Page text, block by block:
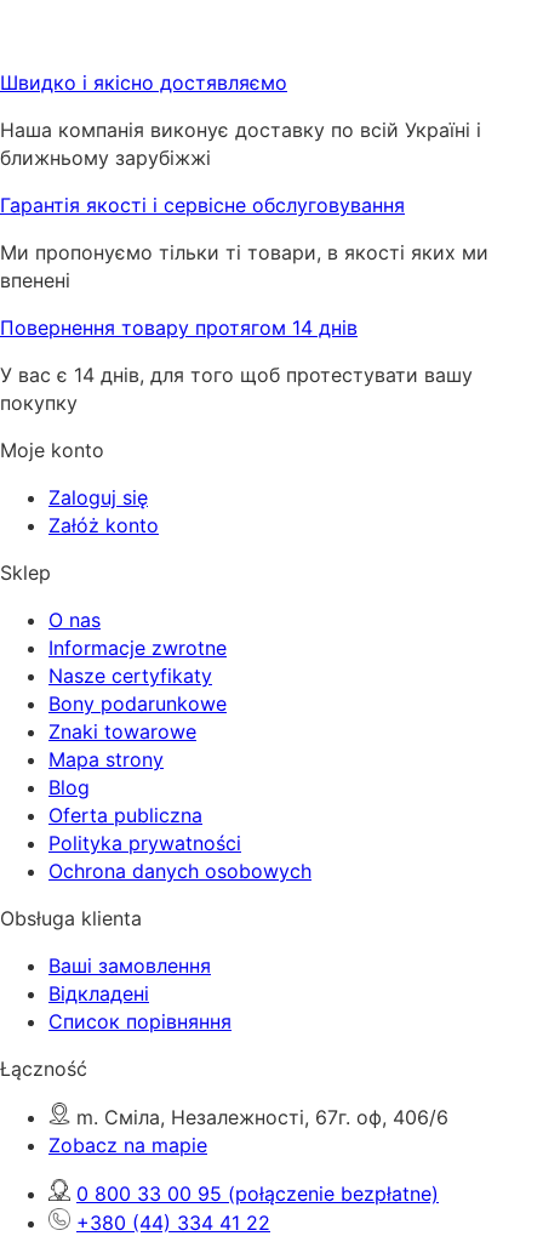
Швидко і якісно достявляємо
Наша компанія виконує доставку по всій Україні і
ближньому зарубіжжі
Гарантія якості і сервісне обслуговування
Ми пропонуємо тільки ті товари, в якості яких ми
впенені
Повернення товару протягом 14 днів
У вас є 14 днів, для того щоб протестувати вашу
покупку
Moje konto
Zaloguj się
Załóż konto
Sklep
O nas
Informacje zwrotne
Nasze certyfikaty
Bony podarunkowe
Znaki towarowe
Mapa strony
Blog
Oferta publiczna
Polityka prywatności
Ochrona danych osobowych
Obsługa klienta
Ваші замовлення
Відкладені
Список порівняння
Łączność
m. Сміла, Незалежності, 67г. оф, 406/6
Zobacz na mapie
0 800 33 00 95 (połączenie bezpłatne)
+380 (44) 334 41 22